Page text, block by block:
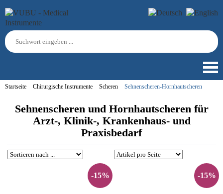
Startseite Chirurgische Instrumente Scheren Sehnenscheren-Hornhautscheren
Sehnenscheren und Hornhautscheren für
Arzt-, Klinik-, Krankenhaus- und
Praxisbedarf
-15% -15%